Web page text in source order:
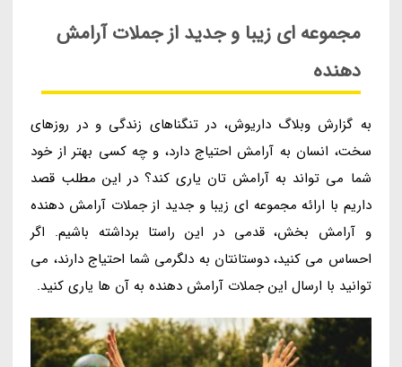
مجموعه ای زیبا و جدید از جملات آرامش
دهنده
به گزارش وبلاگ داریوش، در تنگناهای زندگی و در روزهای
سخت، انسان به آرامش احتیاج دارد، و چه کسی بهتر از خود
شما می تواند به آرامش تان یاری کند؟ در این مطلب قصد
داریم با ارائه مجموعه ای زیبا و جدید از جملات آرامش دهنده
و آرامش بخش، قدمی در این راستا برداشته باشیم. اگر
احساس می کنید، دوستانتان به دلگرمی شما احتیاج دارند، می
توانید با ارسال این جملات آرامش دهنده به آن ها یاری کنید.